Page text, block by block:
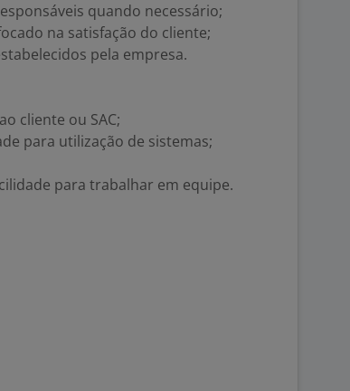
quando necessário;
na satisfação do cliente;
pela empresa.
cliente ou SAC;
para utilização de sistemas;
para trabalhar em equipe.